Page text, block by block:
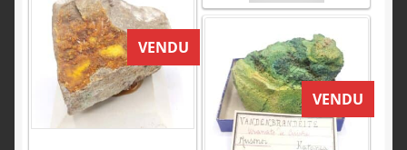
VENDU
VENDU